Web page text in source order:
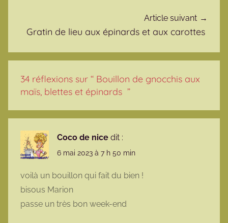
Article suivant
Gratin de lieu aux épinards et aux carottes
34 réflexions sur “ Bouillon de gnocchis aux
maïs, blettes et épinards ”
Coco de nice dit :
6 mai 2023 à 7 h 50 min
voilà un bouillon qui fait du bien !
bisous Marion
passe un très bon week-end